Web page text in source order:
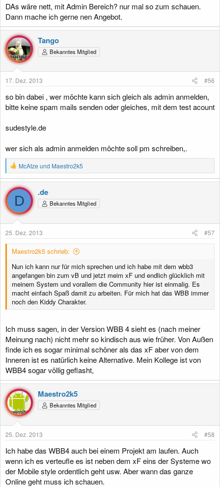
DAs wäre nett, mit Admin Bereich? nur mal so zum schauen.
Dann mache ich gerne nen Angebot.
Tango
Bekanntes Mitglied
17. Dez. 2013 #56
so bin dabei , wer möchte kann sich gleich als admin anmelden,
bitte keine spam mails senden oder gleiches, mit dem test acount
sudestyle.de
wer sich als admin anmelden möchte soll pm schreiben,.
R
e
a
k
t
i
o
n
n
McAtze und Maestro2k5
D
.de
Bekanntes Mitglied
25. Dez. 2013 #57
Maestro2k5 schrieb:
Nun ich kann nur für mich sprechen und ich habe mit dem wbb3
angefangen bin zum vB und jetzt meim xF und endlich glücklich mit
meinem System und vorallem die Community hier ist einmalig. Es
macht einfach Spaß damit zu arbeiten. Für mich hat das WBB immer
noch den Kiddy Charakter.
Ich muss sagen, in der Version WBB 4 sieht es (nach meiner
Meinung nach) nicht mehr so kindisch aus wie früher. Von Außen
finde ich es sogar minimal schöner als das xF aber von dem
Inneren ist es natürlich keine Alternative. Mein Kollege ist von
WBB4 sogar völlig geflasht,
Maestro2k5
Bekanntes Mitglied
25. Dez. 2013 #58
Ich habe das WBB4 auch bei einem Projekt am laufen. Auch
wenn ich es verteufle es ist neben dem xF eins der Systeme wo
der Mobile style ordentlich geht usw. Aber wann das ganze
Online geht muss ich schauen.